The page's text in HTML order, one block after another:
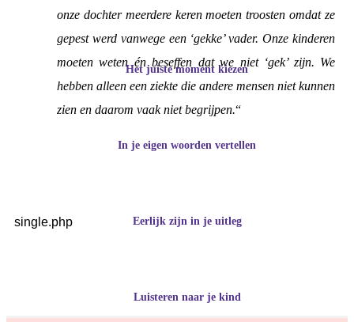
single.php
Het juiste moment kiezen
In je eigen woorden vertellen
Eerlijk zijn in je uitleg
Luisteren naar je kind
onze dochter meerdere keren moeten troosten omdat ze
gepest werd vanwege een ‘gekke’ vader. Onze kinderen
moeten weten én beseffen dat we niet ‘gek’ zijn. We
hebben alleen een ziekte die andere mensen niet kunnen
zien en daarom vaak niet begrijpen.“